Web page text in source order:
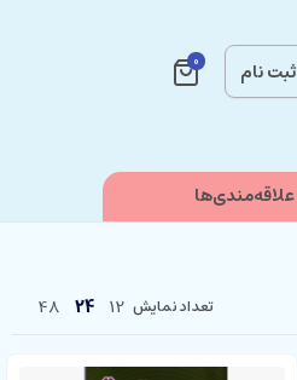
ثبت نام 0
علاقه‌مندی‌ها
تعداد نمایش 12
24
48